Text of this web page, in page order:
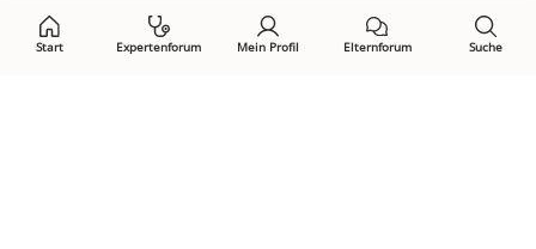
Start Expertenforum Mein Profil Elternforum Suche